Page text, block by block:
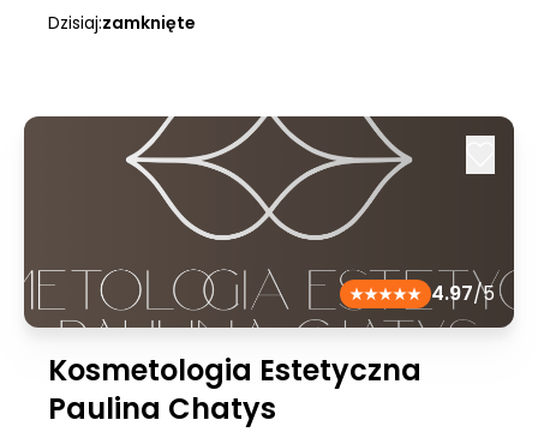
Dzisiaj:zamknięte
4.97/5
Kosmetologia Estetyczna
Paulina Chatys